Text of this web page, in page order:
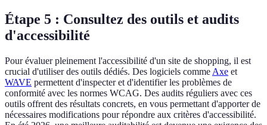
Étape 5 : Consultez des outils et audits
d'accessibilité
Pour évaluer pleinement l'accessibilité d'un site de shopping, il est
crucial d'utiliser des outils dédiés. Des logiciels comme Axe et
WAVE permettent d'inspecter et d'identifier les problèmes de
conformité avec les normes WCAG. Des audits réguliers avec ces
outils offrent des résultats concrets, en vous permettant d'apporter de
nécessaires modifications pour répondre aux critères d'accessibilité.